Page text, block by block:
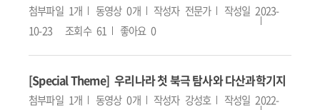
첨부파일 1개 동영상 0개 작성자 전문가 작성일 2023-
10-23
조회수 61 좋아요 0
[Special Theme] 우리나라 첫 북극 탐사와 다산과학기지
첨부파일 1개 동영상 0개 작성자 강성호 작성일 2022-